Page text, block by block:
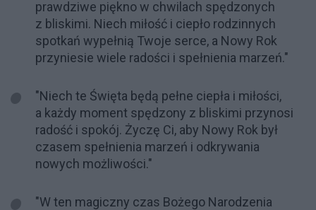
prawdziwe piękno w chwilach spędzonych
z bliskimi. Niech miłość i ciepło rodzinnych
spotkań wypełnią Twoje serce, a Nowy Rok
przyniesie wiele radości i spełnienia marzeń."
"Niech te Święta będą pełne ciepła i miłości,
a każdy moment spędzony z bliskimi przynosi
radość i spokój. Życzę Ci, aby Nowy Rok był
czasem spełnienia marzeń i odkrywania
nowych możliwości."
"W ten magiczny czas Bożego Narodzenia